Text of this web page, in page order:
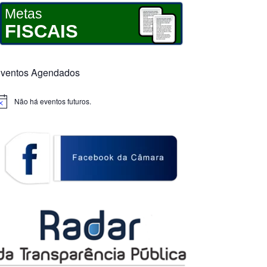
Metas
FISCAIS
Agendados
Não há eventos futuros.